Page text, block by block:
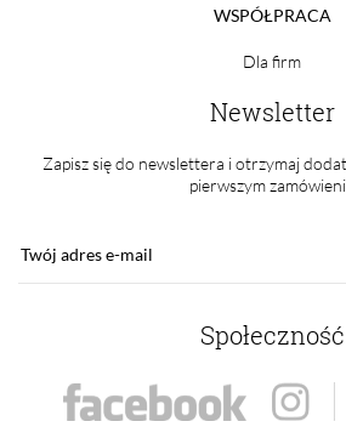
WSPÓŁPRACA
Dla firm
Newsletter
Zapisz się do newslettera i otrzymaj
pierwszym
Społeczność